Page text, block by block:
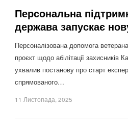
Персональна
держава запускає
Персоналізована допомога
проєкт щодо абілітації захисників
ухвалив постанову про старт
спрямованого…
11 Листопада, 2025